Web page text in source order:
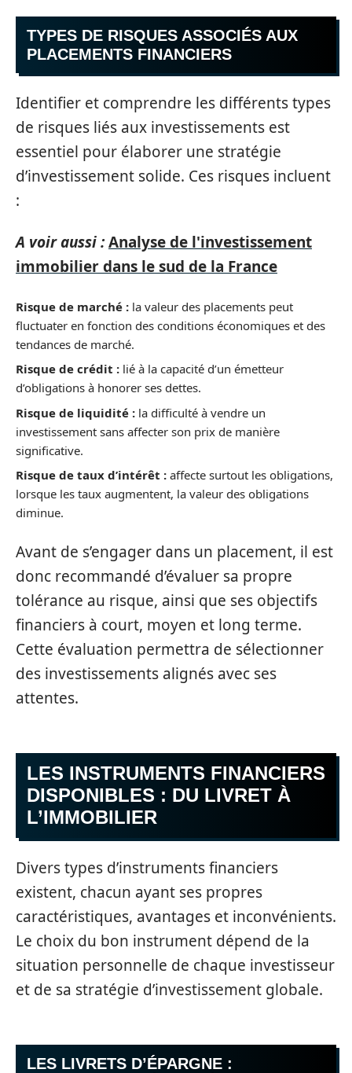
TYPES DE RISQUES ASSOCIÉS AUX
PLACEMENTS FINANCIERS
Identifier et comprendre les différents types
de risques liés aux investissements est
essentiel pour élaborer une stratégie
d’investissement solide. Ces risques incluent
:
A voir aussi :Analyse de l'investissement
immobilier dans le sud de la France
Risque de marché : la valeur des placements peut
fluctuater en fonction des conditions économiques et des
tendances de marché.
Risque de crédit : lié à la capacité d’un émetteur
d’obligations à honorer ses dettes.
Risque de liquidité : la difficulté à vendre un
investissement sans affecter son prix de manière
significative.
Risque de taux d’intérêt : affecte surtout les obligations,
lorsque les taux augmentent, la valeur des obligations
diminue.
Avant de s’engager dans un placement, il est
donc recommandé d’évaluer sa propre
tolérance au risque, ainsi que ses objectifs
financiers à court, moyen et long terme.
Cette évaluation permettra de sélectionner
des investissements alignés avec ses
attentes.
LES INSTRUMENTS FINANCIERS
DISPONIBLES : DU LIVRET À
L’IMMOBILIER
Divers types d’instruments financiers
existent, chacun ayant ses propres
caractéristiques, avantages et inconvénients.
Le choix du bon instrument dépend de la
situation personnelle de chaque investisseur
et de sa stratégie d’investissement globale.
LES LIVRETS D’ÉPARGNE :